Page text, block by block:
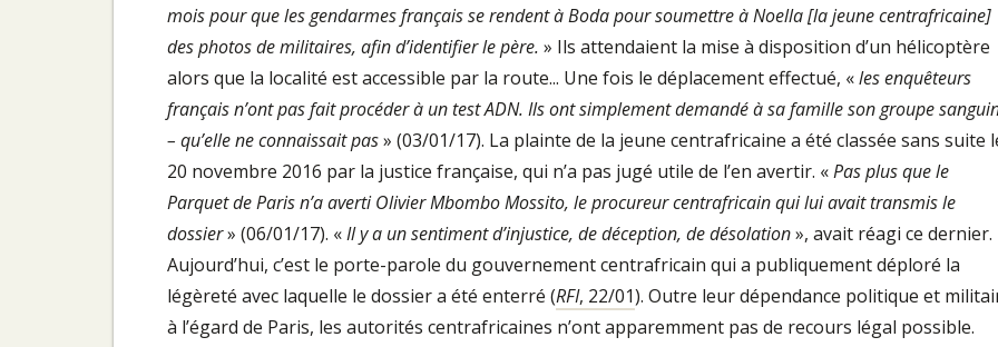
mois pour que les gendarmes français se rendent à Boda pour soumettre à Noella [la jeune centrafricaine]
des photos de militaires, afin d’identifier le père. » Ils attendaient la mise à disposition d’un hélicoptère
alors que la localité est accessible par la route... Une fois le déplacement effectué, «les enquêteurs
français n’ont pas fait procéder à un test ADN. Ils ont simplement demandé à sa famille son groupe
– qu’elle ne connaissait pas» (03/01/17). La plainte de la jeune centrafricaine a été classée sans suite
20 novembre 2016 par la justice française, qui n’a pas jugé utile de l’en avertir. «Pas plus que le
Parquet de Paris n’a averti Olivier Mbombo Mossito, le procureur centrafricain qui lui avait transmis le
dossier» (06/01/17). «Il y a un sentiment d’injustice, de déception, de désolation», avait réagi ce dernier.
Aujourd’hui, c’est le porte­-parole du gouvernement centrafricain qui a publiquement déploré la
légèreté avec laquelle le dossier a été enterré (RFI, 22/01). Outre leur dépendance politique et
à l’égard de Paris, les autorités centrafricaines n’ont apparemment pas de recours légal possible.